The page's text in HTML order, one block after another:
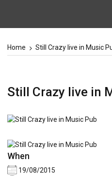
Home Still Crazy live in Music
Still Crazy live in
When
19/08/2015